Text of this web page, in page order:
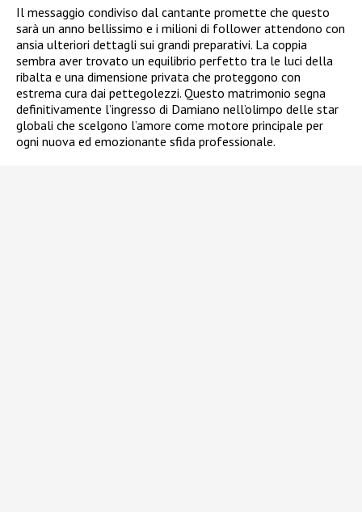
Il messaggio condiviso dal cantante promette che questo
sarà un anno bellissimo e i milioni di follower attendono con
ansia ulteriori dettagli sui grandi preparativi. La coppia
sembra aver trovato un equilibrio perfetto tra le luci della
ribalta e una dimensione privata che proteggono con
estrema cura dai pettegolezzi. Questo matrimonio segna
definitivamente l’ingresso di Damiano nell’olimpo delle star
globali che scelgono l’amore come motore principale per
ogni nuova ed emozionante sfida professionale.